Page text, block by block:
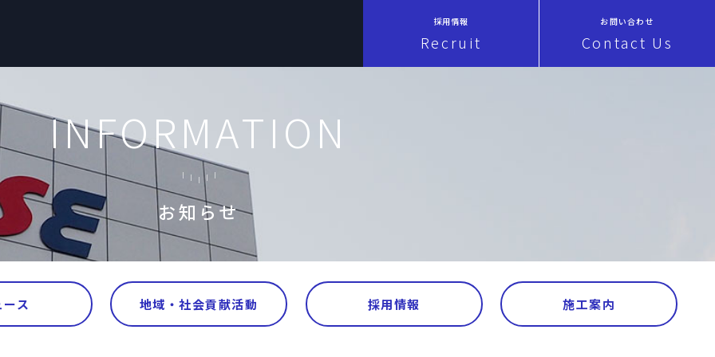
採用情報
Recruit
お問い合わせ
Contact Us
INFORMATION
お知らせ
ス 地域・社会貢献活動 採用情報 施工案内